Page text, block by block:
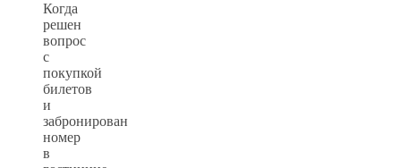
Когда
решен
вопрос
с
покупкой
билетов
и
забронирован
номер
в